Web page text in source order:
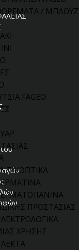
/
FAGEO
ΠΡΟΣΤΑΣΙΑΣ
ΧΡΗΣΗΣ